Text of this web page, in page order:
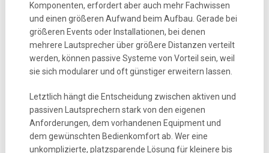
Komponenten, erfordert aber auch mehr Fachwissen
und einen größeren Aufwand beim Aufbau. Gerade bei
größeren Events oder Installationen, bei denen
mehrere Lautsprecher über größere Distanzen verteilt
werden, können passive Systeme von Vorteil sein, weil
sie sich modularer und oft günstiger erweitern lassen.
Letztlich hängt die Entscheidung zwischen aktiven und
passiven Lautsprechern stark von den eigenen
Anforderungen, dem vorhandenen Equipment und
dem gewünschten Bedienkomfort ab. Wer eine
unkomplizierte, platzsparende Lösung für kleinere bis